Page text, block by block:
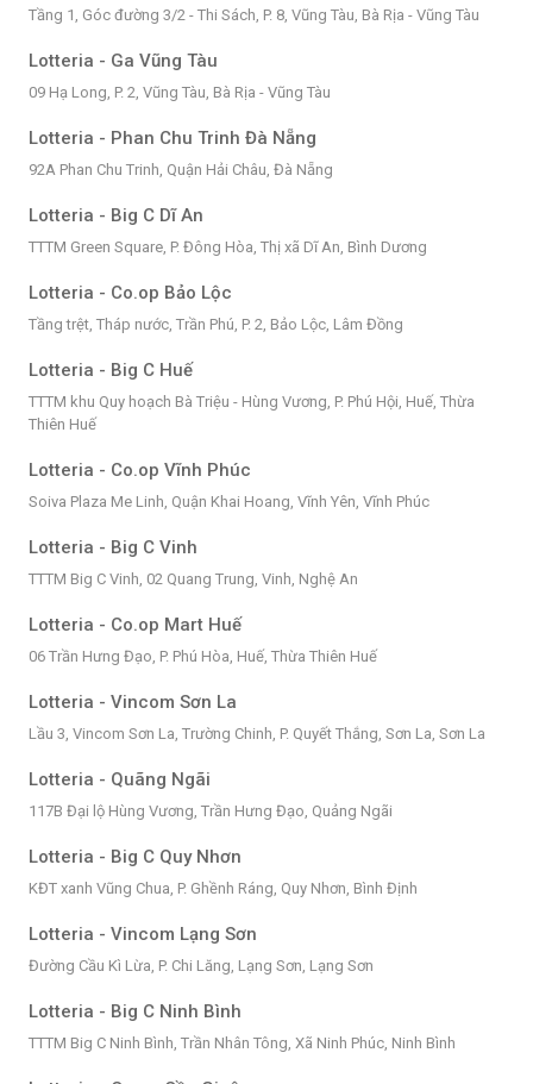
Tầng 1, Góc đường 3/2 - Thi Sách, P. 8, Vũng Tàu, Bà Rịa - Vũng Tàu
Lotteria - Ga Vũng Tàu
09 Hạ Long, P. 2, Vũng Tàu, Bà Rịa - Vũng Tàu
Lotteria - Phan Chu Trinh Đà Nẵng
92A Phan Chu Trinh, Quận Hải Châu, Đà Nẵng
Lotteria - Big C Dĩ An
TTTM Green Square, P. Đông Hòa, Thị xã Dĩ An, Bình Dương
Lotteria - Co.op Bảo Lộc
Tầng trệt, Tháp nước, Trần Phú, P. 2, Bảo Lộc, Lâm Đồng
Lotteria - Big C Huế
TTTM khu Quy hoạch Bà Triệu - Hùng Vương, P. Phú Hội, Huế, Thừa
Thiên Huế
Lotteria - Co.op Vĩnh Phúc
Soiva Plaza Me Linh, Quận Khai Hoang, Vĩnh Yên, Vĩnh Phúc
Lotteria - Big C Vinh
TTTM Big C Vinh, 02 Quang Trung, Vinh, Nghệ An
Lotteria - Co.op Mart Huế
06 Trần Hưng Đạo, P. Phú Hòa, Huế, Thừa Thiên Huế
Lotteria - Vincom Sơn La
Lầu 3, Vincom Sơn La, Trường Chinh, P. Quyết Thắng, Sơn La, Sơn La
Lotteria - Quãng Ngãi
117B Đại lộ Hùng Vương, Trần Hưng Đạo, Quảng Ngãi
Lotteria - Big C Quy Nhơn
KĐT xanh Vũng Chua, P. Ghềnh Ráng, Quy Nhơn, Bình Định
Lotteria - Vincom Lạng Sơn
Đường Cầu Kì Lừa, P. Chi Lăng, Lạng Sơn, Lạng Sơn
Lotteria - Big C Ninh Bình
TTTM Big C Ninh Bình, Trần Nhân Tông, Xã Ninh Phúc, Ninh Bình